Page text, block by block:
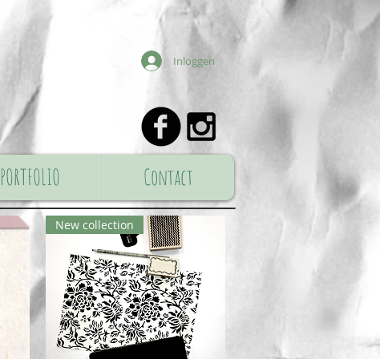
PORTFOLIO Contact
Inloggen
New collection